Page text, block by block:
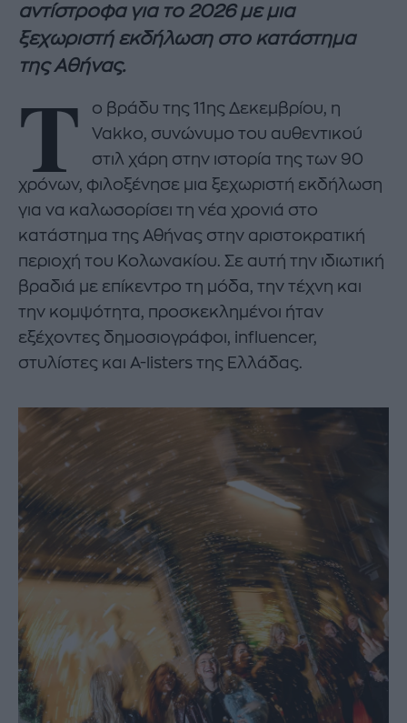
αντίστροφα για το 2026 με μια
ξεχωριστή εκδήλωση στο κατάστημα
της Αθήνας.
Τ
ο βράδυ της 11ης Δεκεμβρίου, η
Vakko, συνώνυμο του αυθεντικού
στιλ χάρη στην ιστορία της των 90
χρόνων, φιλοξένησε μια ξεχωριστή εκδήλωση
για να καλωσορίσει τη νέα χρονιά στο
κατάστημα της Αθήνας στην αριστοκρατική
περιοχή του Κολωνακίου. Σε αυτή την ιδιωτική
βραδιά με επίκεντρο τη μόδα, την τέχνη και
την κομψότητα, προσκεκλημένοι ήταν
εξέχοντες δημοσιογράφοι, influencer,
στυλίστες και A-listers της Ελλάδας.